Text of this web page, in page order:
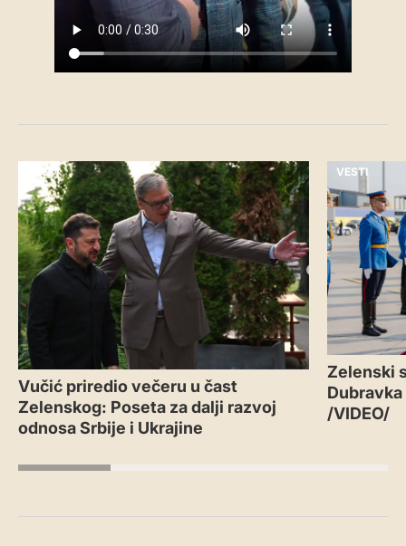
VESTI
Vučić priredio večeru u čast
Zelenskog: Poseta za dalji razvoj
odnosa Srbije i Ukrajine
VESTI
Zelenski
/VIDEO/